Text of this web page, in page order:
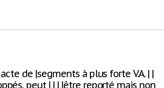
de |segments à plus forte V.A. | |
peut | | | |être reporté mais non